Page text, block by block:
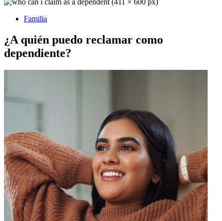
Familia
¿A quién puedo reclamar como
dependiente?